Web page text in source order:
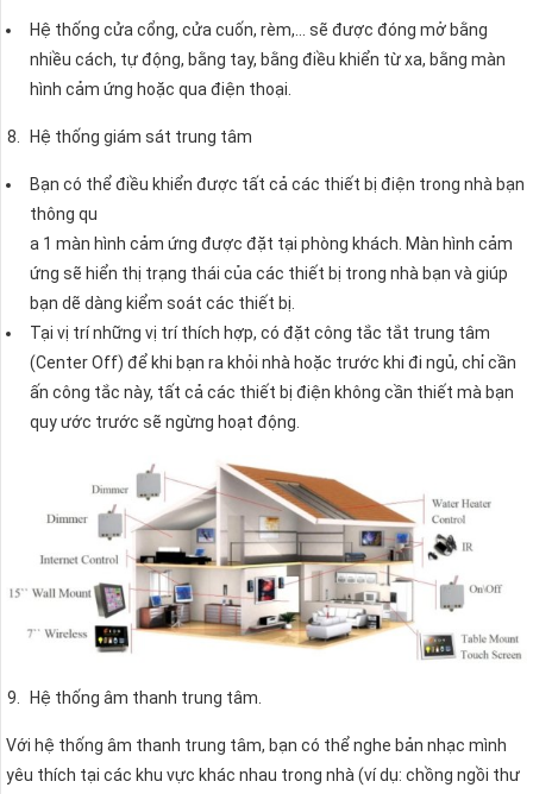
Hệ thống cửa cổng, cửa cuốn, rèm,… sẽ được đóng mở bằng
nhiều cách, tự động, bằng tay, bằng điều khiển từ xa, bằng màn
hình cảm ứng hoặc qua điện thoại.
Hệ thống giám sát trung tâm
Bạn có thể điều khiển được tất cả các thiết bị điện trong nhà bạn
thông qu
a 1 màn hình cảm ứng được đặt tại phòng khách. Màn hình cảm
ứng sẽ hiển thị trạng thái của các thiết bị trong nhà bạn và giúp
bạn dẽ dàng kiểm soát các thiết bị.
Tại vị trí những vị trí thích hợp, có đặt công tắc tắt trung tâm
(Center Off) để khi bạn ra khỏi nhà hoặc trước khi đi ngủ, chỉ cần
ấn công tắc này, tất cả các thiết bị điện không cần thiết mà bạn
quy ước trước sẽ ngừng hoạt động.
Hệ thống âm thanh trung tâm.
Với hệ thống âm thanh trung tâm, bạn có thể nghe bản nhạc mình
yêu thích tại các khu vực khác nhau trong nhà (ví dụ: chồng ngồi thư